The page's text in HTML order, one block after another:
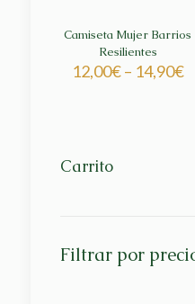
Camiseta Mujer Barrios
Resilientes
12,00€– 14,90€
Carrito
Filtrar por